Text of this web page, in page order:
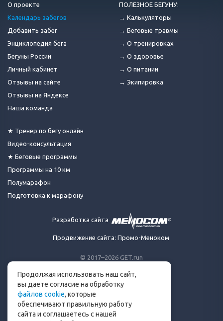
© 2017–2026 GET.run
Сделано с ❤ бегунами
для бегунов
Телеграм-канал Get.run
Беговой чат в Телеграм
О проекте
Календарь забегов
Добавить забег
Энциклопедия бега
Бегуны России
Личный кабинет
Отзывы на сайте
Отзывы на Яндексе
Наша команда
★ Тренер по бегу онлайн
Видео-консультация
★ Беговые программы
Программы на 10 км
Полумарафон
Подготовка к марафону
ПОЛЕЗНОЕ БЕГУНУ:
→ Калькуляторы
→ Беговые травмы
→ О тренировках
→ О здоровье
→ О питании
→ Экипировка
Разработка сайта
Продвижение сайта: Промо-Меноком
Продолжая использовать наш сайт,
вы даете согласие на обработку
файлов cookie, которые
обеспечивают правильную работу
сайта и соглашаетесь с нашей